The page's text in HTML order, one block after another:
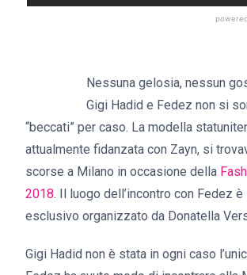
Nessuna gelosia, nessun
Gigi Hadid e Fedez non si
“beccati” per caso. La modella
attualmente fidanzata con Zayn, si
scorse a Milano in occasione della
2018. Il luogo dell’incontro con Fedez
esclusivo organizzato da Donatella
Gigi Hadid non è stata in ogni caso